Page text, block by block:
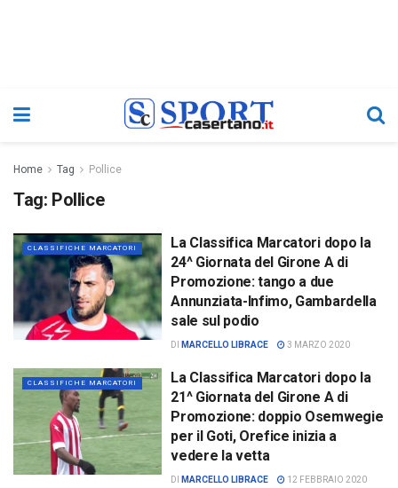
Home Tag Pollice
Tag: Pollice
CLASSIFICHE MARCATORI
La Classifica Marcatori dopo la
24^ Giornata del Girone A di
Promozione: tango a due
Annunziata-Infimo, Gambardella
sale sul podio
DI MARCELLO LIBRACE 3 MARZO 2020
CLASSIFICHE MARCATORI
La Classifica Marcatori dopo la
21^ Giornata del Girone A di
Promozione: doppio Osemwegie
per il Goti, Orefice inizia a
vedere la vetta
DI MARCELLO LIBRACE 12 FEBBRAIO 2020